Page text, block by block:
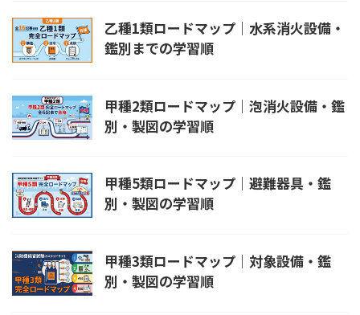
乙種1類ロードマップ｜水系消火設備・
鑑別までの学習順
甲種2類ロードマップ｜泡消火設備・鑑
別・製図の学習順
甲種5類ロードマップ｜避難器具・鑑
別・製図の学習順
甲種3類ロードマップ｜対象設備・鑑
別・製図の学習順